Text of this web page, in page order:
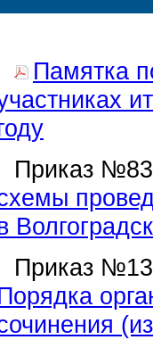
Памятка
Приказ
Приказ